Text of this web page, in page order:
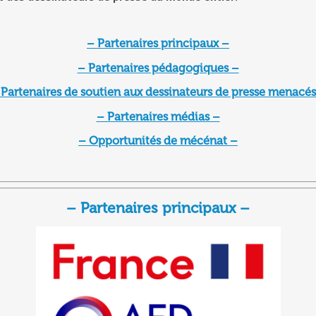
– Partenaires principaux –
– Partenaires pédagogiques –
de soutien aux dessinateurs de presse
– Partenaires médias –
– Opportunités de mécénat –
– Partenaires principaux –